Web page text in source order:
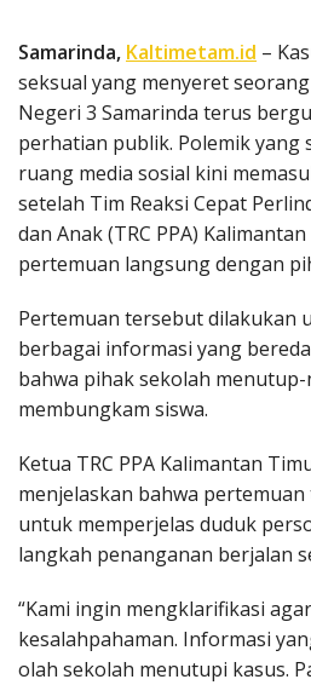
Samarinda, Kaltimetam.id –
seksual yang menyeret
Negeri 3 Samarinda terus
perhatian publik. Polemik yang
ruang media sosial kini
setelah Tim Reaksi Cepat
dan Anak (TRC PPA)
pertemuan langsung dengan
Pertemuan tersebut dilakukan
berbagai informasi yang
bahwa pihak sekolah
membungkam siswa.
Ketua TRC PPA Kalimantan
menjelaskan bahwa
untuk memperjelas duduk
langkah penanganan berjalan
“Kami ingin mengklarifikasi
kesalahpahaman. Informasi
olah sekolah menutupi kasus.